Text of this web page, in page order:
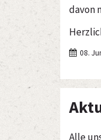
davon
08.
Alle